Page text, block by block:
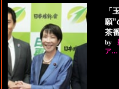
「
願”
茶
by
ア…